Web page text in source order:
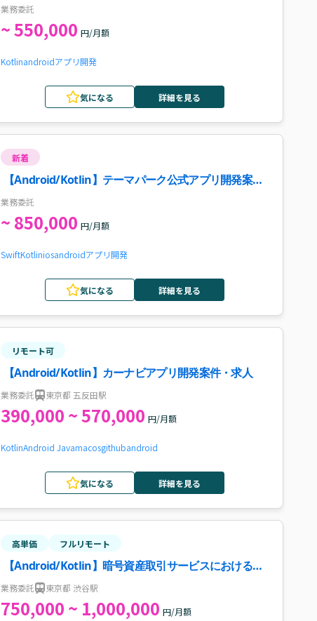
業務委託
~ 550,000 円/月額
Kotlinandroidアプリ開発
気になる 詳細を見る
新着
【Android/Kotlin】テーマパーク公式アプリ開発案
件・求人
業務委託
~ 850,000 円/月額
SwiftKotliniosandroidアプリ開発
気になる 詳細を見る
リモート可
【Android/Kotlin】カーナビアプリ開発案件・求人
業務委託 東京都 五反田駅
390,000 ~ 570,000 円/月額
KotlinAndroid Javamacosgithubandroid
気になる 詳細を見る
高単価 フルリモート
【Android/Kotlin】暗号資産取引サービスにおける
Androidエンジニア募集案件・求人
業務委託 東京都 渋谷駅
750,000 ~ 1,000,000 円/月額